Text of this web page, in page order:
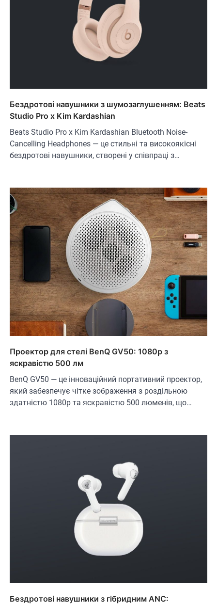
Бездротові навушники з шумозаглушенням: Beats
Studio Pro x Kim Kardashian
Beats Studio Pro x Kim Kardashian Bluetooth Noise-
Cancelling Headphones — це стильні та високоякісні
бездротові навушники, створені у співпраці з…
Проектор для стелі BenQ GV50: 1080p з
яскравістю 500 лм
BenQ GV50 — це інноваційний портативний проектор,
який забезпечує чітке зображення з роздільною
здатністю 1080p та яскравістю 500 люменів, що…
Бездротові навушники з гібридним ANC:
ОСВІТЛЕННЯ
В'ячеслав 2024-09-05